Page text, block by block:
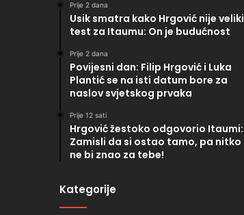
Prije 2 dana
Usik smatra kako Hrgović nije veliki
test za Itaumu: On je budućnost
Prije 2 dana
Povijesni dan: Filip Hrgović i Luka
Plantić se na isti datum bore za
naslov svjetskog prvaka
Prije 12 sati
Hrgović žestoko odgovorio Itaumi:
Zamisli da si ostao tamo, pa nitko
ne bi znao za tebe!
Kategorije